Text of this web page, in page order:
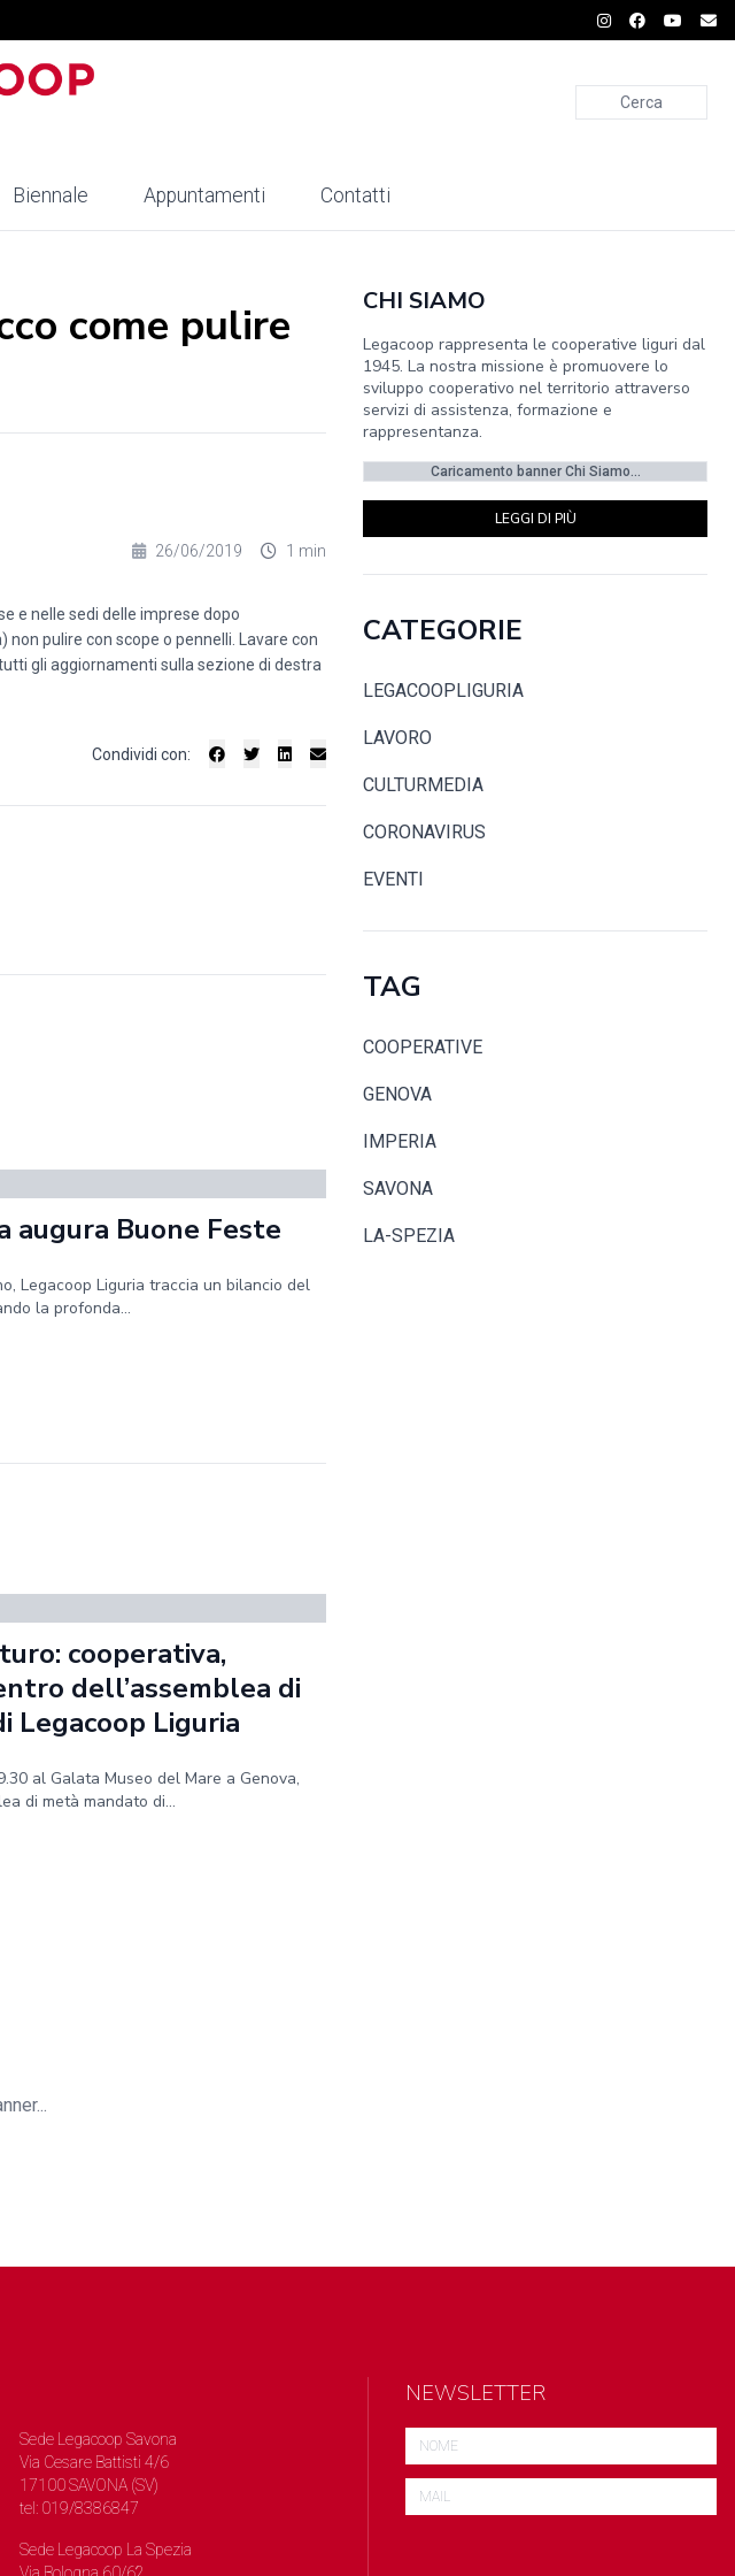
Cerca
Biennale Appuntamenti Contatti
come pulire
26/06/2019 1 min
e nelle sedi delle imprese dopo
pulire con scope o pennelli. Lavare con
gli aggiornamenti sulla sezione di destra
Condividi con:
augura Buone Feste
Legacoop Liguria traccia un bilancio del
la profonda...
cooperativa,
dell’assemblea di
Legacoop Liguria
al Galata Museo del Mare a Genova,
di metà mandato di...
CHI SIAMO
Legacoop rappresenta le cooperative liguri dal
1945. La nostra missione è promuovere lo
sviluppo cooperativo nel territorio attraverso
servizi di assistenza, formazione e
rappresentanza.
Caricamento banner Chi Siamo...
LEGGI DI PIÙ
CATEGORIE
LEGACOOPLIGURIA
LAVORO
CULTURMEDIA
CORONAVIRUS
EVENTI
TAG
COOPERATIVE
GENOVA
IMPERIA
SAVONA
LA-SPEZIA
Sede Legacoop Savona
Via Cesare Battisti 4/6
17100 SAVONA (SV)
tel: 019/8386847
Sede Legacoop La Spezia
NEWSLETTER